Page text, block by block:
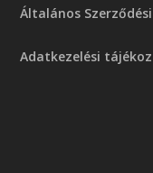
Általános
Adatkezelési